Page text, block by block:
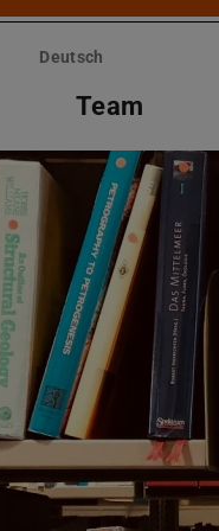
Deutsch
Team